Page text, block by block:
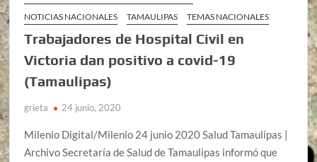
NOTICIAS NACIONALES
TAMAULIPAS TEMAS NACIONALES
Trabajadores de Hospital Civil en
Victoria dan positivo a covid-19
(Tamaulipas)
grieta 24 junio, 2020
Milenio Digital/Milenio 24 junio 2020 Salud Tamaulipas |
Archivo Secretaría de Salud de Tamaulipas informó que